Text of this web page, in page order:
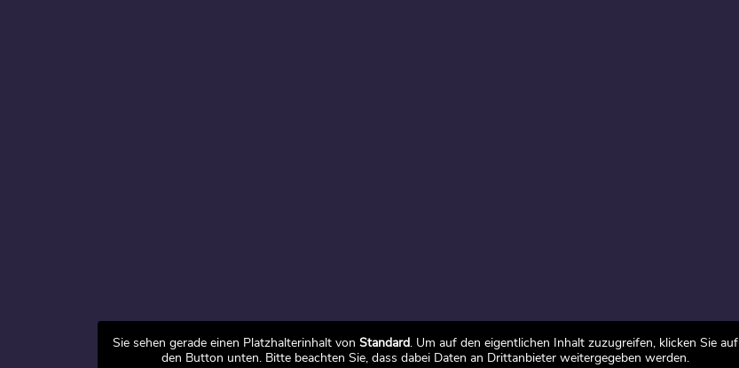
Sie sehen gerade einen Platzhalterinhalt von Standard. Um auf den eigentlichen Inhalt zuzugreifen, klicken Sie auf
den Button unten. Bitte beachten Sie, dass dabei Daten an Drittanbieter weitergegeben werden.